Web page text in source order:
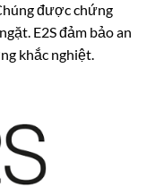
được chứng
E2S đảm bảo an
khắc nghiệt.